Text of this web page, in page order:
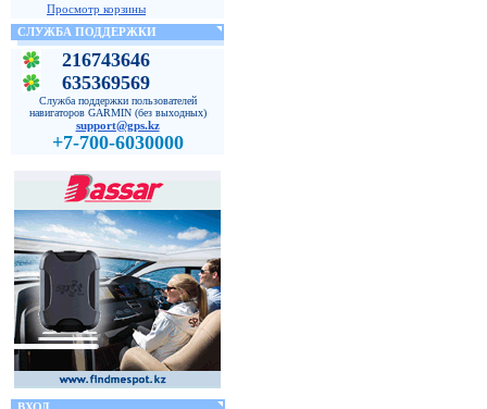
Просмотр корзины
СЛУЖБА ПОДДЕРЖКИ
216743646
635369569
Служба поддержки пользователей
навигаторов GARMIN (без выходных)
support@gps.kz
+7-700-6030000